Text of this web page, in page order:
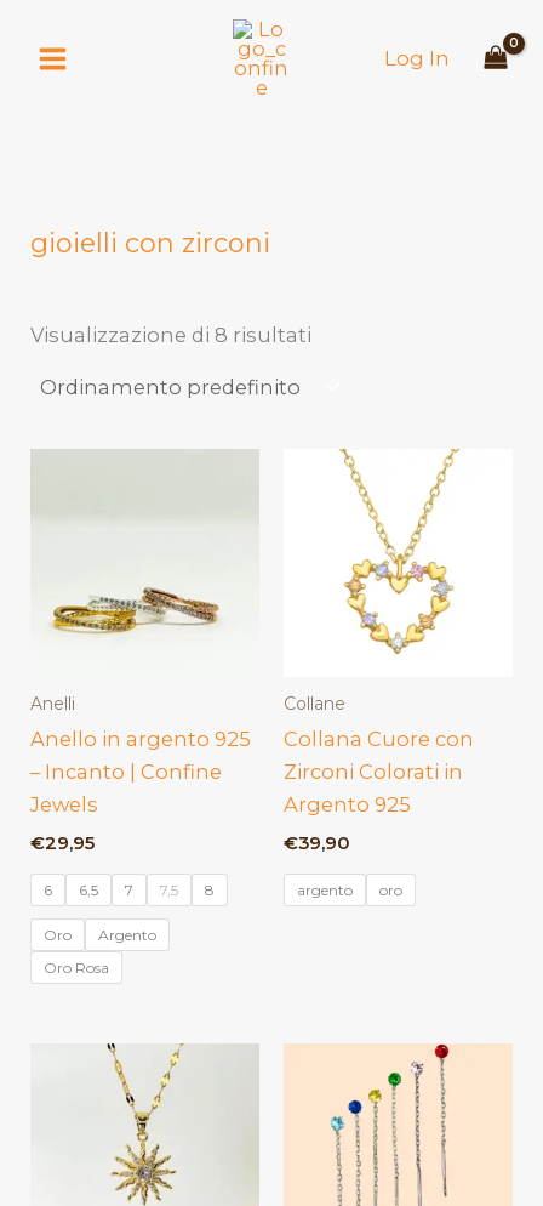
Log In
gioielli con zirconi
Visualizzazione di 8 risultati
Anelli
Anello in argento 925
– Incanto | Confine
Jewels
€29,95
6 6,5 7 7,5 8
Oro
Argento
Oro Rosa
Collane
Collana Cuore con
Zirconi Colorati in
Argento 925
€39,90
argento oro